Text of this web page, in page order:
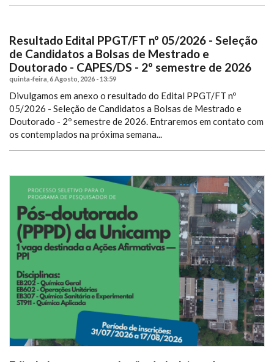
Resultado Edital PPGT/FT nº 05/2026 - Seleção
de Candidatos a Bolsas de Mestrado e
Doutorado - CAPES/DS - 2º semestre de 2026
quinta-feira, 6 Agosto, 2026 - 13:59
Divulgamos em anexo o resultado do Edital PPGT/FT nº
05/2026 - Seleção de Candidatos a Bolsas de Mestrado e
Doutorado - 2º semestre de 2026. Entraremos em contato com
os contemplados na próxima semana...